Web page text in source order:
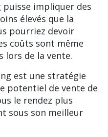
puisse impliquer des
élevés que la
pourriez devoir
coûts sont même
lors de la vente.
est une stratégie
potentiel de vente de
le rendez plus
sous son meilleur